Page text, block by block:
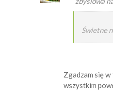
Świetne
Zgadzam się
wszystkim